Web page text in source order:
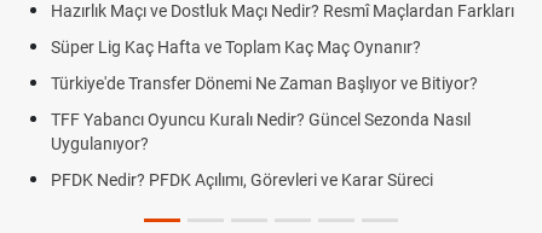
Hazırlık Maçı ve Dostluk Maçı Nedir? Resmî Maçlardan Farkları
Süper Lig Kaç Hafta ve Toplam Kaç Maç Oynanır?
Türkiye'de Transfer Dönemi Ne Zaman Başlıyor ve Bitiyor?
TFF Yabancı Oyuncu Kuralı Nedir? Güncel Sezonda Nasıl
Uygulanıyor?
PFDK Nedir? PFDK Açılımı, Görevleri ve Karar Süreci